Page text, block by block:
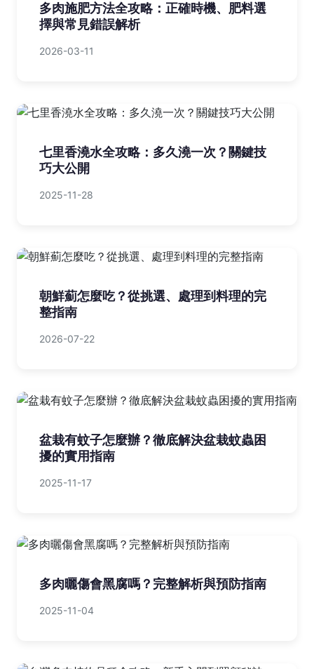
多肉施肥方法全攻略：正確時機、肥料選
擇與常見錯誤解析
2026-03-11
七里香澆水全攻略：多久澆一次？關鍵技
巧大公開
2025-11-28
朝鮮薊怎麼吃？從挑選、處理到料理的完
整指南
2026-07-22
盆栽有蚊子怎麼辦？徹底解決盆栽蚊蟲困
擾的實用指南
2025-11-17
多肉曬傷會黑腐嗎？完整解析與預防指南
2025-11-04